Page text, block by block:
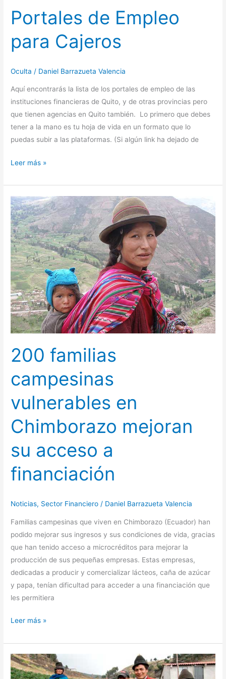
Portales de Empleo
para Cajeros
Oculta / Daniel Barrazueta Valencia
Aquí encontrarás la lista de los portales de empleo de las
instituciones financieras de Quito, y de otras provincias pero
que tienen agencias en Quito también. Lo primero que debes
tener a la mano es tu hoja de vida en un formato que lo
puedas subir a las plataformas. (Si algún link ha dejado de
Leer más »
200 familias
campesinas
vulnerables en
Chimborazo mejoran
su acceso a
financiación
Noticias, Sector Financiero / Daniel Barrazueta Valencia
Familias campesinas que viven en Chimborazo (Ecuador) han
podido mejorar sus ingresos y sus condiciones de vida, gracias
que han tenido acceso a microcréditos para mejorar la
producción de sus pequeñas empresas. Estas empresas,
dedicadas a producir y comercializar lácteos, caña de azúcar
y papa, tenían dificultad para acceder a una financiación que
les permitiera
200
familias
campesinas
vulnerables
en
Chimborazo
mejoran
su
acceso
a
financiación
Leer más »
La
red